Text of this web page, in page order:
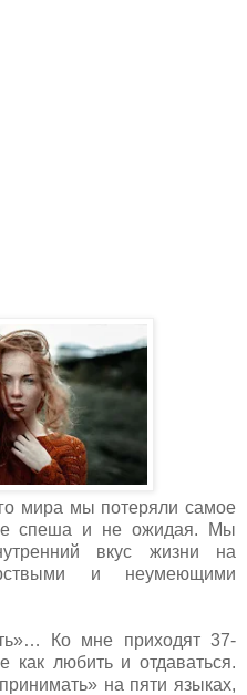
мира мы потеряли самое
спеша и не ожидая. Мы
вкус жизни на
и неумеющими
Ко мне приходят 37-
как любить и отдаваться.
на пяти языках,